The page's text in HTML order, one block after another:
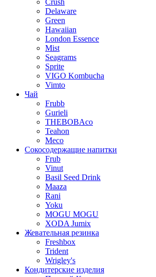
Delaware
Green
Hawaiian
London Essence
Mist
Seagrams
Sprite
VIGO Kombucha
Vimto
Чай
Frubb
Gurieli
THEBOBAco
Teahon
Meco
Сокосодержащие напитки
Frub
Vinut
Basil Seed Drink
Maaza
Rani
Yoku
MOGU MOGU
XODA Jumix
Жевательная резинка
Freshbox
Trident
Wrigley's
Кондитерские изделия